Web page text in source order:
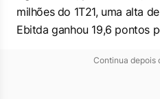
milhões do 1T21, uma alta
Ebitda ganhou 19,6 pontos
Continua depois